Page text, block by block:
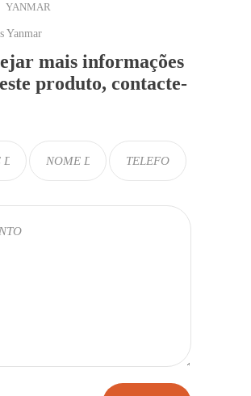
YANMAR
Yanmar
mais informações
produto, contacte-